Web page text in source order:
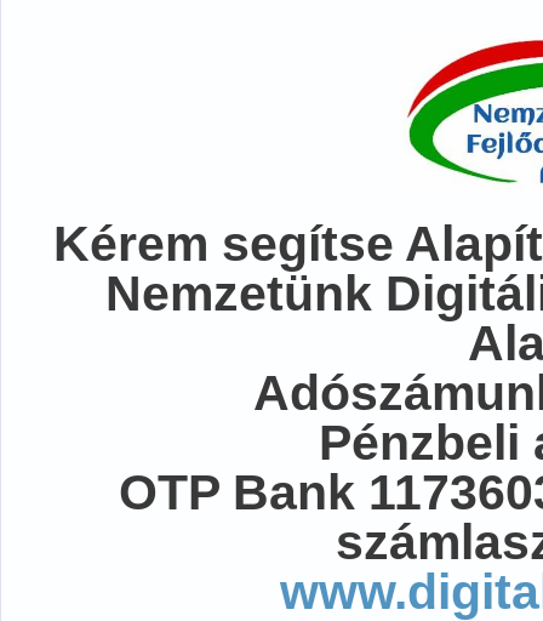
Kérem segítse
Nemzetünk
OTP Bank